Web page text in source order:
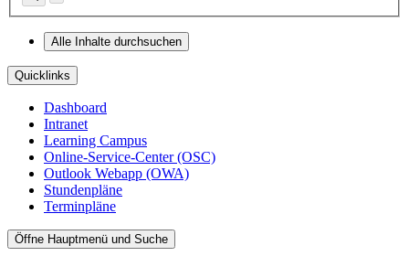
Alle Inhalte durchsuchen
Quicklinks
Dashboard
Intranet
Learning Campus
Online-Service-Center (OSC)
Outlook Webapp (OWA)
Stundenpläne
Terminpläne
Öffne Hauptmenü und Suche